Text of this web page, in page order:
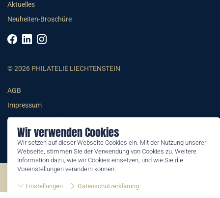
Wir verwenden Cookies
Wir setzen auf dieser Webseite Cookies ein. Mit der Nutzung unserer
Webseite, stimmen Sie der Verwendung von Cookies zu. Weitere
Information dazu, wie wir Cookies einsetzen, und wie Sie die
Voreinstellungen verändern können:
Einstellungen Datenschutzerklärung
Aktuelles
Neuheiten-Broschüre
© 2026 PHILATELIE LIECHTENSTEIN
AGB
Impressum
Datenschutzerklärung